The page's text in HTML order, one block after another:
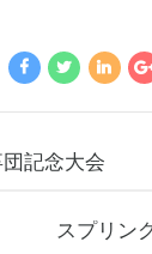
記念大会
スプリン